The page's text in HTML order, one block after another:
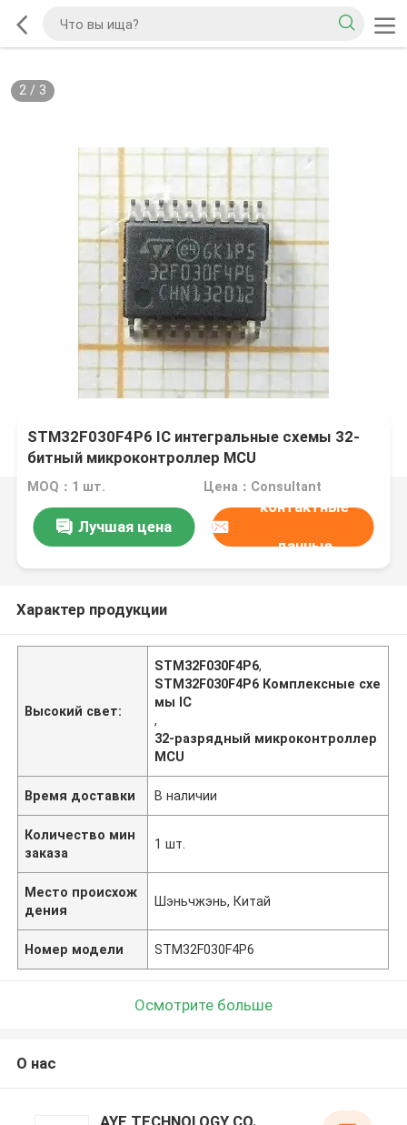
2/ 3
STM32F030F4P6 IC интегральные схемы 32-
битный микроконтроллер MCU
MOQ：1 шт. Цена：Consultant
Лучшая цена
контактные
данные
Характер продукции
Высокий свет:
STM32F030F4P6,
STM32F030F4P6 Комплексные схе
мы IC
,
32-разрядный микроконтроллер
MCU
Время доставки В наличии
Количество мин
заказа
1 шт.
Место происхож
дения
Шэньчжэнь, Китай
Номер модели STM32F030F4P6
Осмотрите больше
О нас